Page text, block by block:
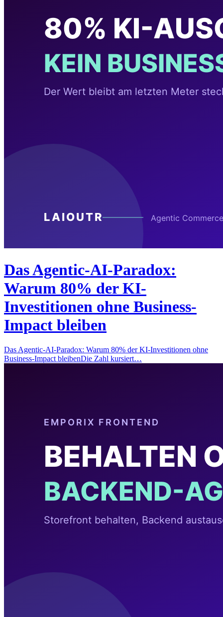
Das Agentic-AI-Paradox:
Warum 80% der KI-
Investitionen ohne Business-
Impact bleiben
Das Agentic-AI-Paradox: Warum 80% der KI-Investitionen ohne
Business-Impact bleibenDie Zahl kursiert…